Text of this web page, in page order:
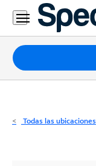
Residencial
Business
Paquetes
Internet
Todas las ubicaciones